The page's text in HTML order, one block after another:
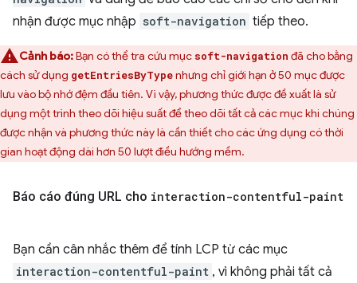
nhận được mục nhập soft-navigation tiếp theo.
Cảnh báo:Bạn có thể tra cứu mục soft-navigation đã cho bằng
cách sử dụng getEntriesByTypenhưng chỉ giới hạn ở 50 mục được
lưu vào bộ nhớ đệm đầu tiên. Vì vậy, phương thức được đề xuất là sử
dụng một trình theo dõi hiệu suất để theo dõi tất cả các mục khi chúng
được nhận và phương thức này là cần thiết cho các ứng dụng có thời
gian hoạt động dài hơn 50 lượt điều hướng mềm.
Báo cáo đúng URL cho interaction-contentful-paint
Bạn cần cân nhắc thêm để tính LCP từ các mục
interaction-contentful-paint , vì không phải tất cả